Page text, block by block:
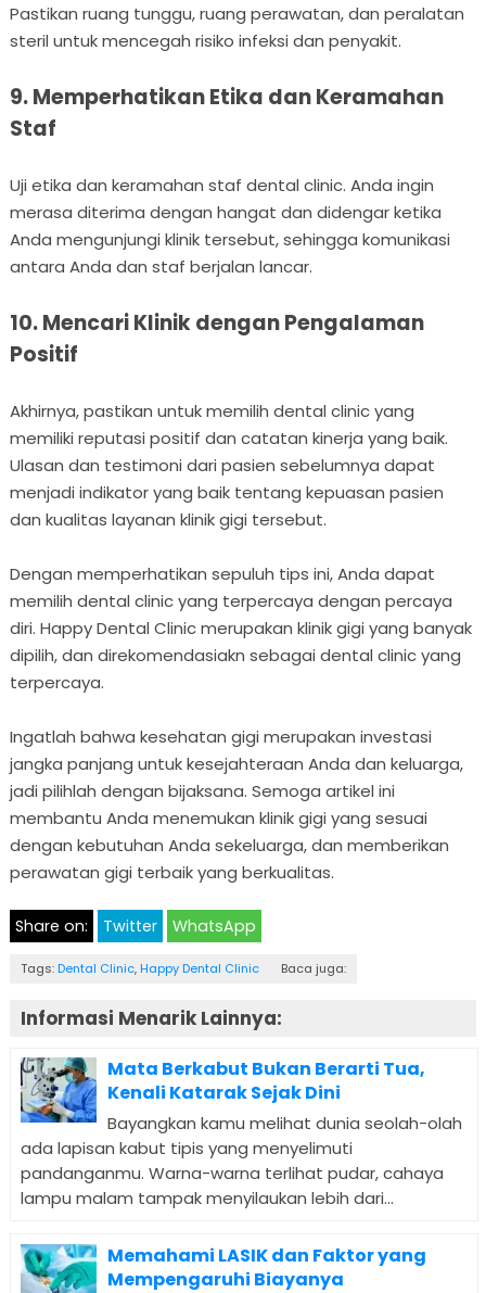
Pastikan ruang tunggu, ruang perawatan, dan peralatan
steril untuk mencegah risiko infeksi dan penyakit.
9. Memperhatikan Etika dan Keramahan
Staf
Uji etika dan keramahan staf dental clinic. Anda ingin
merasa diterima dengan hangat dan didengar ketika
Anda mengunjungi klinik tersebut, sehingga komunikasi
antara Anda dan staf berjalan lancar.
10. Mencari Klinik dengan Pengalaman
Positif
Akhirnya, pastikan untuk memilih dental clinic yang
memiliki reputasi positif dan catatan kinerja yang baik.
Ulasan dan testimoni dari pasien sebelumnya dapat
menjadi indikator yang baik tentang kepuasan pasien
dan kualitas layanan klinik gigi tersebut.
Dengan memperhatikan sepuluh tips ini, Anda dapat
memilih dental clinic yang terpercaya dengan percaya
diri. Happy Dental Clinic merupakan klinik gigi yang banyak
dipilih, dan direkomendasiakn sebagai dental clinic yang
terpercaya.
Ingatlah bahwa kesehatan gigi merupakan investasi
jangka panjang untuk kesejahteraan Anda dan keluarga,
jadi pilihlah dengan bijaksana. Semoga artikel ini
membantu Anda menemukan klinik gigi yang sesuai
dengan kebutuhan Anda sekeluarga, dan memberikan
perawatan gigi terbaik yang berkualitas.
Share on: Twitter WhatsApp
Tags: Dental Clinic, Happy Dental Clinic Baca juga:
Informasi Menarik Lainnya:
Mata Berkabut Bukan Berarti Tua,
Kenali Katarak Sejak Dini
Bayangkan kamu melihat dunia seolah-olah
ada lapisan kabut tipis yang menyelimuti
pandanganmu. Warna-warna terlihat pudar, cahaya
lampu malam tampak menyilaukan lebih dari...
Memahami LASIK dan Faktor yang
Mempengaruhi Biayanya